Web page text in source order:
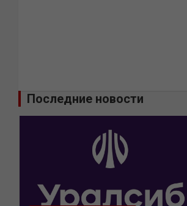
Последние новости